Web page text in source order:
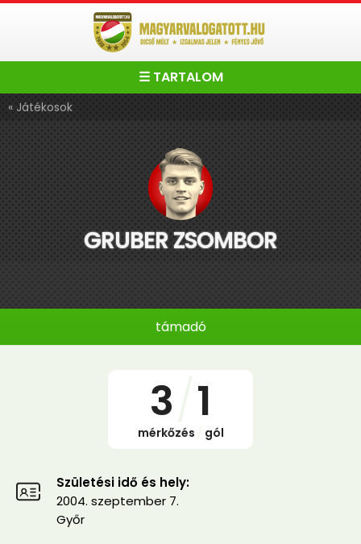
☰ TARTALOM
« Játékosok
GRUBER ZSOMBOR
támadó
3 1
mérkőzés gól
Születési idő és hely:
2004. szeptember 7.
Győr